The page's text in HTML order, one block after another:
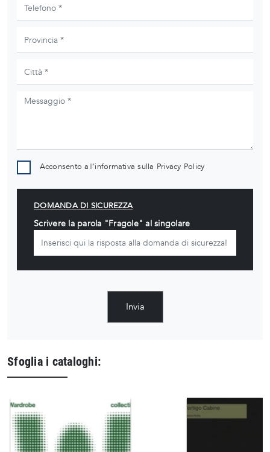
Acconsento all'informativa sulla Privacy Policy
DOMANDA DI SICUREZZA
Scrivere la parola "Fragole" al singolare
Invia
Sfoglia i cataloghi: